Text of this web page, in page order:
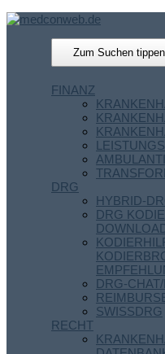
FINANZ
DRG
HYBRID-
DRG
DRG-
SWISSDRG
RECHT